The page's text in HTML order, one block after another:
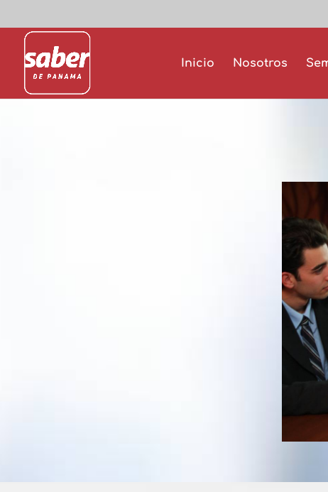
Inicio Nosotros